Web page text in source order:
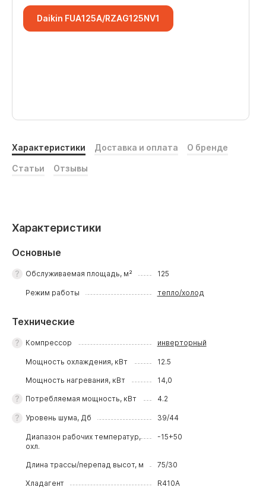
Daikin FUA125A/RZAG125NV1
Характеристики Доставка и оплата О бренде
Статьи Отзывы
Характеристики
Основные
Обслуживаемая площадь, м² 125
Режим работы тепло/холод
Технические
Компрессор инверторный
Мощность охлаждения, кВт 12.5
Мощность нагревания, кВт 14,0
Потребляемая мощность, кВт 4.2
Уровень шума, Дб 39/44
Диапазон рабочих температур,
охл.
-15+50
Длина трассы/перепад высот, м 75/30
Хладагент R410A